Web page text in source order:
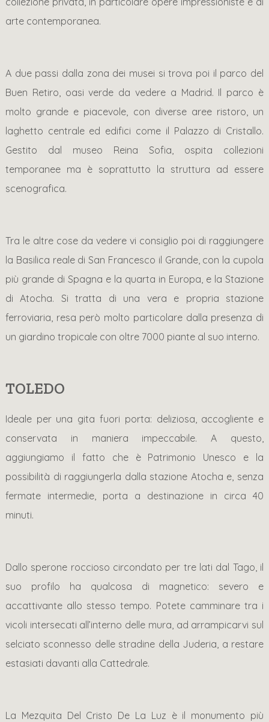
arte contemporanea.
A due passi dalla zona dei musei si trova poi il parco del
Buen Retiro, oasi verde da vedere a Madrid. Il parco è
molto grande e piacevole, con diverse aree ristoro, un
laghetto centrale ed edifici come il Palazzo di Cristallo.
Gestito dal museo Reina Sofia, ospita collezioni
temporanee ma è soprattutto la struttura ad essere
scenografica.
Tra le altre cose da vedere vi consiglio poi di raggiungere
la Basilica reale di San Francesco il Grande, con la cupola
più grande di Spagna e la quarta in Europa, e la Stazione
di Atocha. Si tratta di una vera e propria stazione
ferroviaria, resa però molto particolare dalla presenza di
un giardino tropicale con oltre 7000 piante al suo interno.
TOLEDO
Ideale per una gita fuori porta: deliziosa, accogliente e
conservata in maniera impeccabile. A questo,
aggiungiamo il fatto che è Patrimonio Unesco e la
possibilità di raggiungerla dalla stazione Atocha e, senza
fermate intermedie, porta a destinazione in circa 40
minuti.
Dallo sperone roccioso circondato per tre lati dal Tago, il
suo profilo ha qualcosa di magnetico: severo e
accattivante allo stesso tempo. Potete camminare tra i
vicoli intersecati all’interno delle mura, ad arrampicarvi sul
selciato sconnesso delle stradine della Juderia, a restare
estasiati davanti alla Cattedrale.
La Mezquita Del Cristo De La Luz è il monumento più